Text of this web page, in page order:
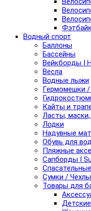
Водный спорт
Баллоны
Бассейны
Вейкборды I
Вёсла
Водные лыжи
Гермомешки /
Кайты и
Ласты,
Лодки
Надувные
Обувь для
Пляжные
Сапборды I
Сумки /
Товары для